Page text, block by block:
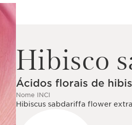
Hibisco
Ácidos florais de
Nome INCI
Hibiscus sabdariffa flower